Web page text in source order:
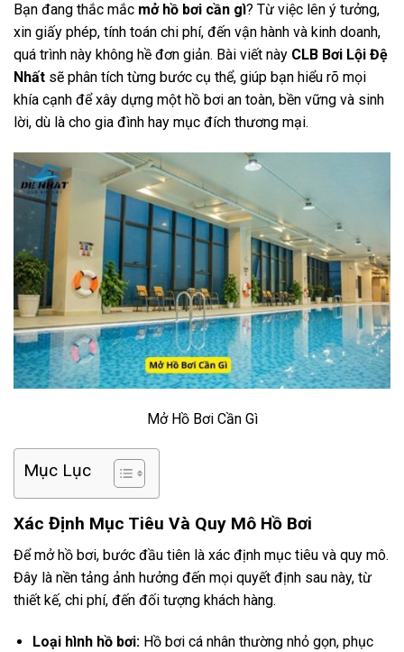
Bạn đang thắc mắc mở hồ bơi cần gì? Từ việc lên ý tưởng,
xin giấy phép, tính toán chi phí, đến vận hành và kinh doanh,
quá trình này không hề đơn giản. Bài viết này CLB Bơi Lội Đệ
Nhất sẽ phân tích từng bước cụ thể, giúp bạn hiểu rõ mọi
khía cạnh để xây dựng một hồ bơi an toàn, bền vững và sinh
lời, dù là cho gia đình hay mục đích thương mại.
Mở Hồ Bơi Cần Gì
Mục Lục
Xác Định Mục Tiêu Và Quy Mô Hồ Bơi
Để mở hồ bơi, bước đầu tiên là xác định mục tiêu và quy mô.
Đây là nền tảng ảnh hưởng đến mọi quyết định sau này, từ
thiết kế, chi phí, đến đối tượng khách hàng.
Loại hình hồ bơi:Hồ bơi cá nhân thường nhỏ gọn, phục